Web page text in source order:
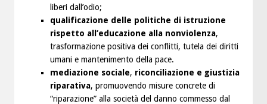
liberi dall’odio;
qualificazione delle politiche di istruzione
rispetto all’educazione alla nonviolenza,
trasformazione positiva dei conflitti, tutela dei diritti
umani e mantenimento della pace.
mediazione sociale, riconciliazione e giustizia
riparativa, promuovendo misure concrete di
“riparazione” alla società del danno commesso dal